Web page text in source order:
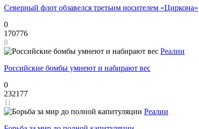
Северный флот обзавелся третьим носителем «Циркона»
0
170776
8
Реалии
Российские бомбы умнеют и набирают вес
0
232177
11
Реалии